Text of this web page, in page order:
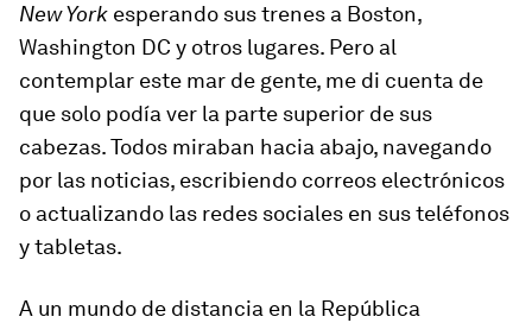
New York esperando sus trenes a Boston,
Washington DC y otros lugares. Pero al
contemplar este mar de gente, me di cuenta de
que solo podía ver la parte superior de sus
cabezas. Todos miraban hacia abajo, navegando
por las noticias, escribiendo correos electrónicos
o actualizando las redes sociales en sus teléfonos
y tabletas.
A un mundo de distancia en la República